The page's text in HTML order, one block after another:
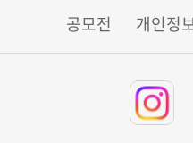
공모전 개인정